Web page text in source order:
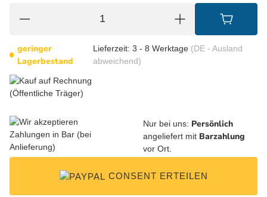
geringer
Lagerbestand
Lieferzeit: 3 - 8 Werktage (DE - Ausland
abweichend)
Nur bei uns: Persönlich
angeliefert mit Barzahlung
vor Ort.
CONSENT ERTEILEN